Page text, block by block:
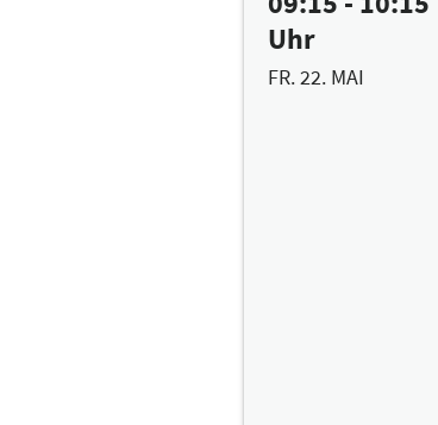
Uhr
FR. 22. MAI